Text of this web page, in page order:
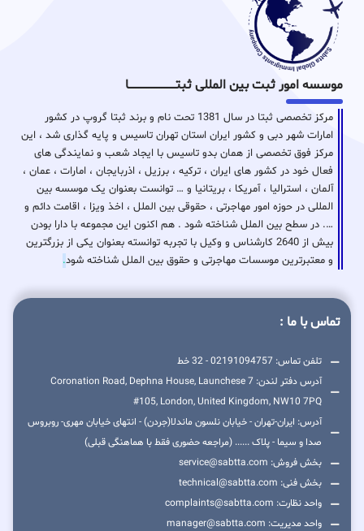
موسسه امور ثبت بین المللی ثبتـــــــــــــــــــــــــــــا
مرکز تخصصی ثبتا در سال 1381 تحت نام و برند ثبتا گروپ در کشور
امارات شهر دبی و کشور ایران استان تهران تاسیس و پایه گذاری شد ، این
مرکز فوق تخصصی از همان بدو تاسیس با ایجاد شعب و نمایندگی های
فعال خود در کشور های ایران ، ترکیه ، برزیل ، اذربایجان ، امارات ، عمان ،
آلمان ، استرالیا ، آمریکا ، بریتانیا و … توانست بعنوان یک موسسه بین
المللی در حوزه امور مهاجرتی ، حقوقی بین الملل ، اخذ ویزا ، اقامت دائم و
…. در سطح بین الملل شناخته شود . هم اکنون این مجموعه با دارا بودن
بیش از 2640 کارشناس و وکیل با تجربه توانسته بعنوان یکی از بزرگترین
و معتبرترین موسسات مهاجرتی و حقوق بین الملل شناخته شود.
تماس با ما :
تلفن تماس: 02191094757 - 32 خط
آدرس دفتر لندن: 7 Coronation Road, Dephna House, Launchese
#105, London, United Kingdom, NW10 7PQ
آدرس: ایران-تهران - خیابان نلسون ماندلا(جردن) - انتهای خیابان مهری- روبروس
صدا و سیما - پلاک ...... (مراجعه حضوری فقط با هماهنگی قبلی)
بخش فروش: service@sabtta.com
بخش فنی: technical@sabtta.com
واحد نظارت: complaints@sabtta.com
واحد مدیریت: manager@sabtta.com